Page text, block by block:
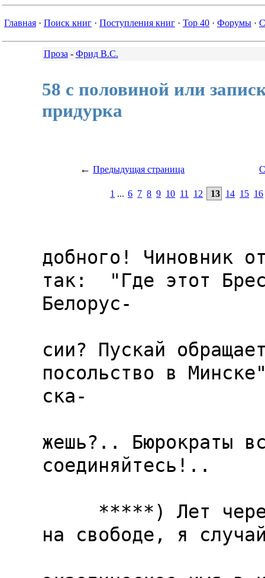
Главная · Поиск книг · Поступления книг · Top 40 · Форумы ·
Проза - Фрид В.С.
58 с половиной или
придурка
← Предыдущая страница
1 ... 6 7 8 9 10 11 12 13 14 15 16